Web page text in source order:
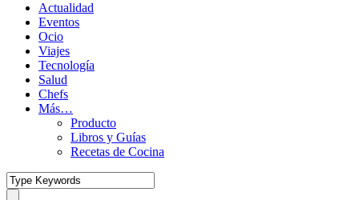
Actualidad
Eventos
Ocio
Viajes
Tecnología
Salud
Chefs
Más…
Producto
Libros y Guías
Recetas de Cocina